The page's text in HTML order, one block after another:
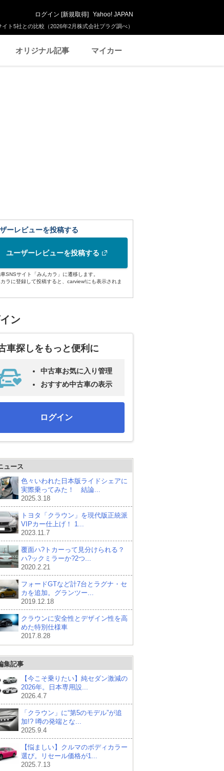
ト5社との比較（2026年2月株式会社プラグ調べ）
ログイン [新規取得] Yahoo! JAPAN
オリジナル記事 マイカー
ーレビューを投稿する
ユーザーレビューを投稿する
SNSサイト「みんカラ」に遷移します。
ラに登録して投稿すると、carview!にも表示されま
ン
車探しをもっと便利に
中古車お気に入り管理
おすすめ中古車の表示
ログイン
ュース
色々いわれた日本版ライドシェアに
実際乗ってみた！ 結論...
2025.3.18
トヨタ「クラウン」を現代版正統派
VIPカー仕上げ！ 1...
2023.11.7
覆面ハ?トカーって見分けられる？
ハ?ックミラーか?2つ...
2020.2.21
フォードGTなど計7台とラグナ・セ
カを追加。グランツー...
2019.12.18
クラウンに安全性とデザイン性を高
めた特別仕様車
2017.8.28
集記事
【今こそ乗りたい】純セダン激減の
2026年。日本専用設...
2026.4.7
「クラウン」に“第5のモデル”が追
加!? 噂の発端とな...
2025.9.4
【悩ましい】クルマのボディカラー
選び。リセール価格が1...
2025.7.13